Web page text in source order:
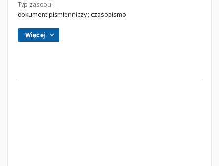
Typ zasobu:
dokument piśmienniczy; czasopismo
Więcej